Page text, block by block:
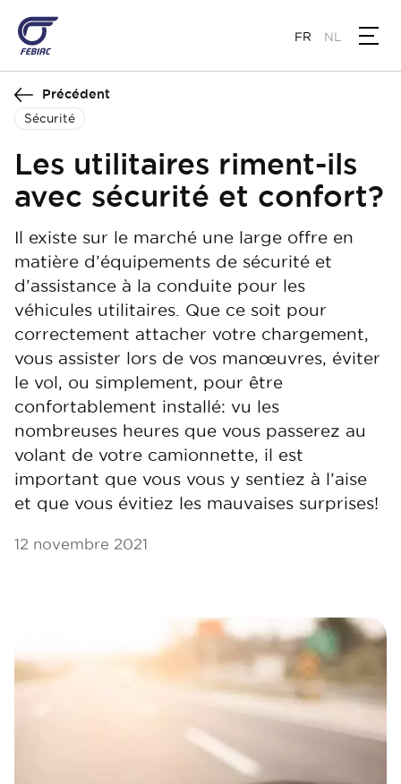
contenu
principal
FR NL
Précédent
Sécurité
Les utilitaires riment-ils
avec sécurité et confort?
Il existe sur le marché une large offre en
matière d’équipements de sécurité et
d’assistance à la conduite pour les
véhicules utilitaires. Que ce soit pour
correctement attacher votre chargement,
vous assister lors de vos manœuvres, éviter
le vol, ou simplement, pour être
confortablement installé: vu les
nombreuses heures que vous passerez au
volant de votre camionnette, il est
important que vous vous y sentiez à l’aise
et que vous évitiez les mauvaises surprises!
12 novembre 2021